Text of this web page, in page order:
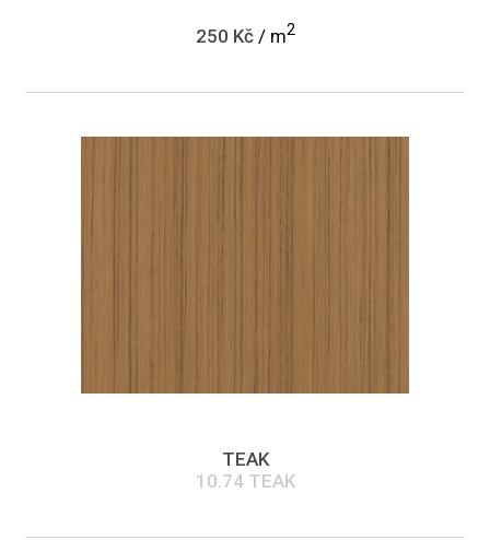
250 Kč/ m2
TEAK
10.74 TEAK